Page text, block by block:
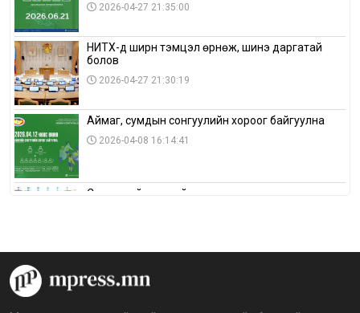
2026-04-27 21:35:00
НИТХ-д ширүүн тэмцэл өрнөж, шинэ даргатай
болов
2026-04-27 21:30:19
Аймаг, сумдын сонгуулийн хороог байгуулна
2026-04-08 16:14:41
Сонгуулийн хуулийн зөрчил, шалгах,
аймагт үргэлжилж байна